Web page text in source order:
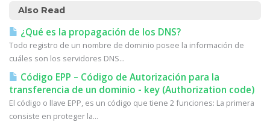
Also Read
¿Qué es la propagación de los DNS?
Todo registro de un nombre de dominio posee la información de
cuáles son los servidores DNS...
Código EPP – Código de Autorización para la
transferencia de un dominio - key (Authorization code)
El código o llave EPP, es un código que tiene 2 funciones: La primera
consiste en proteger la...